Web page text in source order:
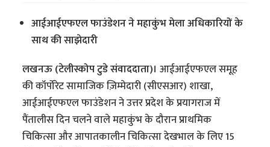
आईआईएफएल फाउंडेशन ने महाकुंभ मेला अधिकारियों के
साथ की साझेदारी
लखनऊ (टेलीस्कोप टुडे संवाददाता)।आईआईएफएल समूह
की कॉर्पोरेट सामाजिक ज़िम्मेदारी (सीएसआर) शाखा,
आईआईएफएल फाउंडेशन ने उत्तर प्रदेश के प्रयागराज में
पैंतालीस दिन चलने वाले महाकुंभ के दौरान प्राथमिक
चिकित्सा और आपातकालीन चिकित्सा देखभाल के लिए 15